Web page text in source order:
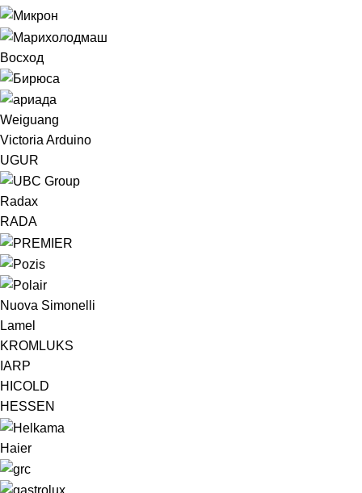
Восход
Weiguang
Victoria Arduino
UGUR
Radax
RADA
Nuova Simonelli
Lamel
KROMLUKS
IARP
HICOLD
HESSEN
Haier